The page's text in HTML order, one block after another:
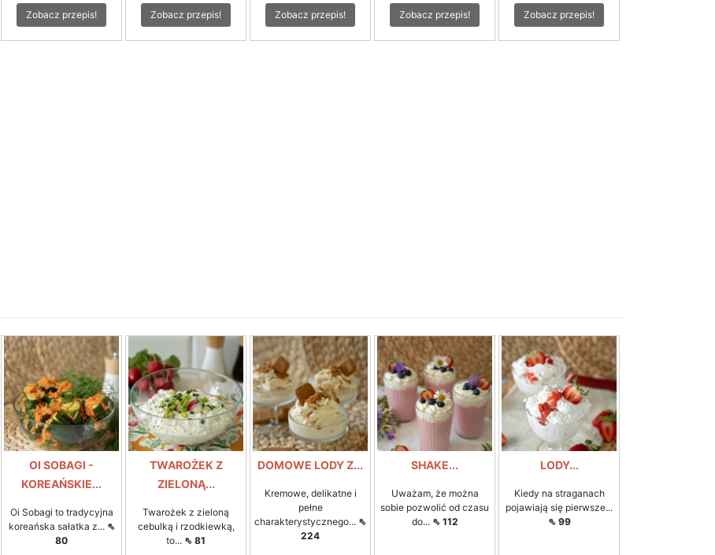
Zobacz przepis! Zobacz przepis! Zobacz przepis! Zobacz przepis! Zobacz przepis!
OI SOBAGI -
KOREAŃSKIE...
Oi Sobagi to tradycyjna
koreańska sałatka z... ⇖
80
TWAROŻEK Z
ZIELONĄ...
Twarożek z zieloną
cebulką i rzodkiewką,
to... ⇖ 81
DOMOWE LODY Z...
Kremowe, delikatne i
pełne
charakterystycznego... ⇖
224
SHAKE...
Uważam, że można
sobie pozwolić od czasu
do... ⇖ 112
LODY...
Kiedy na straganach
pojawiają się pierwsze...
⇖ 99